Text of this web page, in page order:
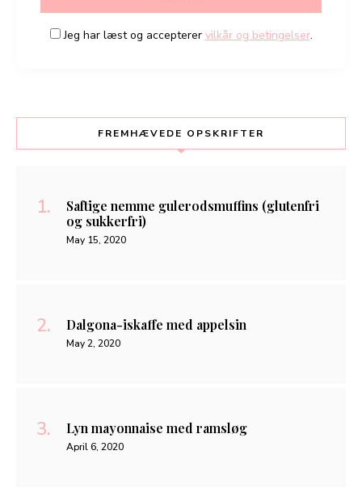
Jeg har læst og accepterer vilkår og betingelser.
FREMHÆVEDE OPSKRIFTER
Saftige nemme gulerodsmuffins (glutenfri
og sukkerfri)
May 15, 2020
Dalgona-iskaffe med appelsin
May 2, 2020
Lyn mayonnaise med ramsløg
April 6, 2020